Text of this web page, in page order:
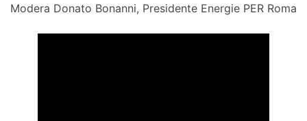
Modera Donato Bonanni, Presidente Energie PER Roma